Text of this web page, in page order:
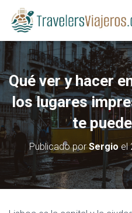
Qué ver y hacer
los lugares
te
Publicado porSergioel